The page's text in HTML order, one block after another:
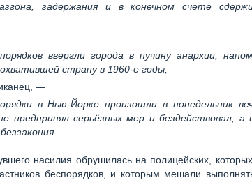
задержания и в конечном счете
ввергли города в пучину анархии,
страну в 1960-е годы,
—
в Нью-Йорке произошли в понедельник
предпринял серьёзных мер и бездействовал, а
насилия обрушилась на полицейских,
беспорядков, и которым мешали